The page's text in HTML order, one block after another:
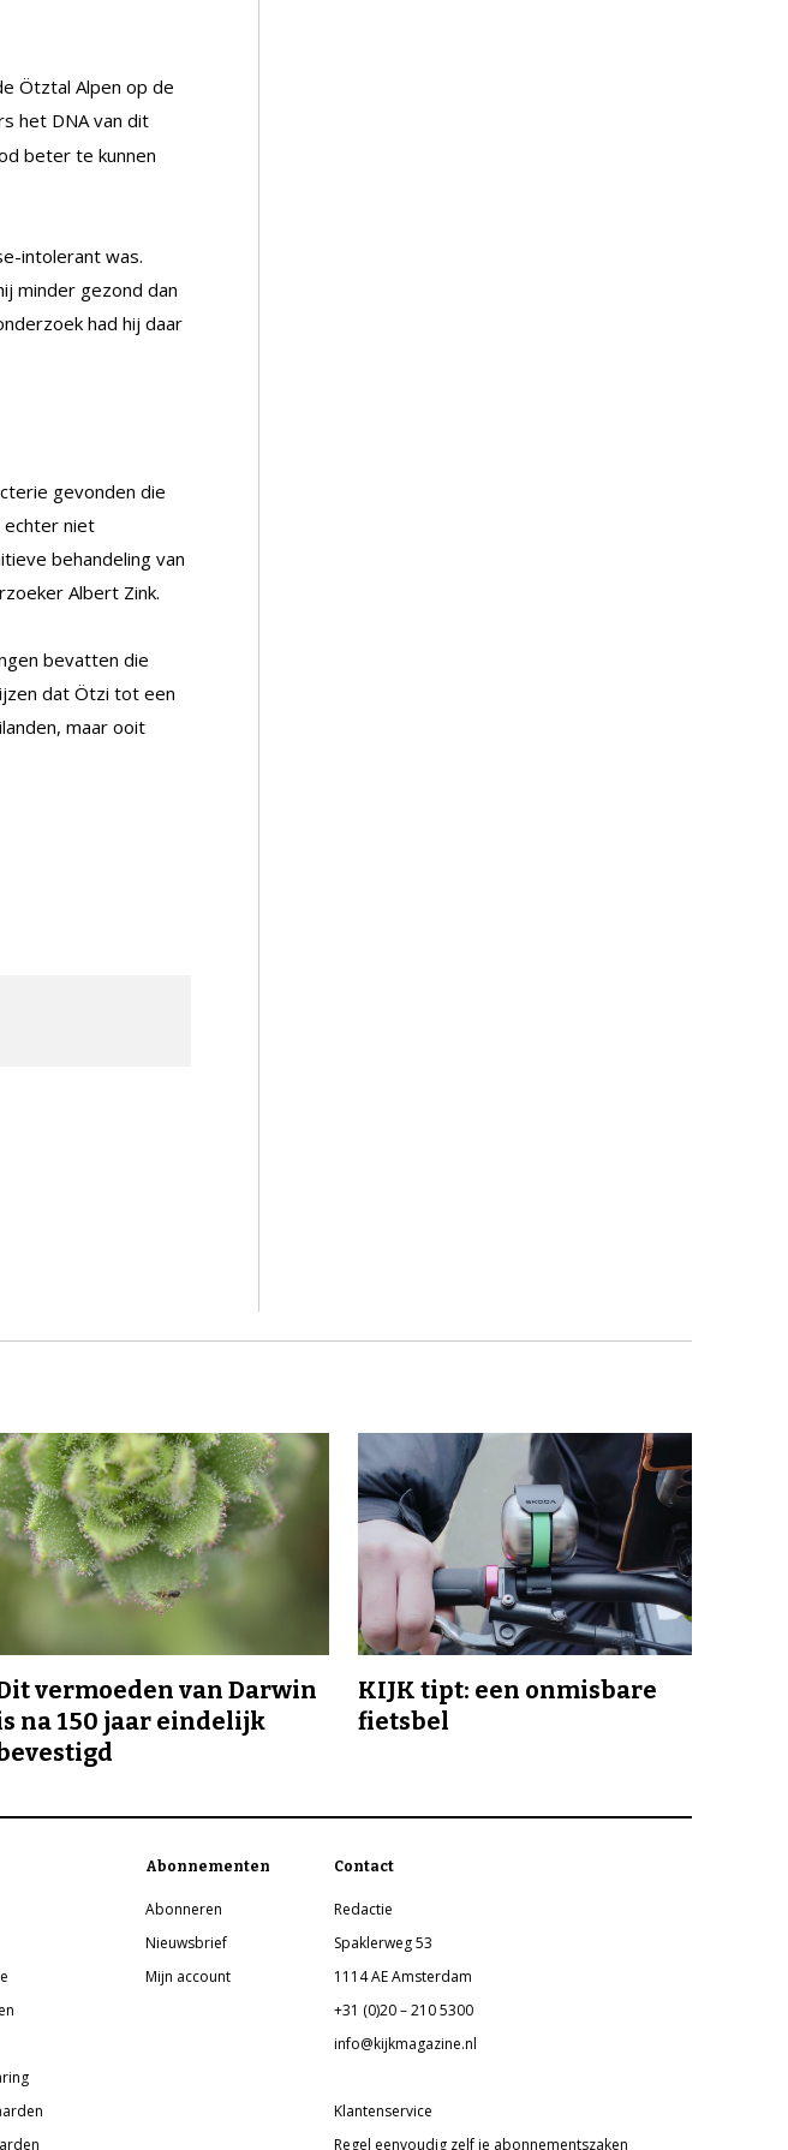
Ötztal Alpen op de
het DNA van dit
beter te kunnen
intolerant was.
minder gezond dan
had hij daar
gevonden die
echter niet
behandeling van
Albert Zink.
bevatten die
dat Ötzi tot een
maar ooit
vermoeden van Darwin
na 150 jaar eindelijk
KIJK tipt: een onmisbare
fietsbel
Abonnementen
Abonneren
Nieuwsbrief
Mijn account
Contact
Redactie
Spaklerweg 53
1114 AE Amsterdam
+31 (0)20 – 210 5300
info@kijkmagazine.nl
Klantenservice
Regel eenvoudig zelf je abonnementszaken